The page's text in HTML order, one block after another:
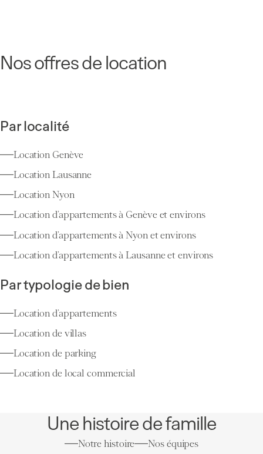
Nos offres de location
Par localité
Location Genève
Location Lausanne
Location Nyon
Location d’appartements à Genève et environs
Location d’appartements à Nyon et environs
Location d’appartements à Lausanne et environs
Par typologie de bien
Location d’appartements
Location de villas
Location de parking
Location de local commercial
Une histoire de famille
Notre histoire Nos équipes